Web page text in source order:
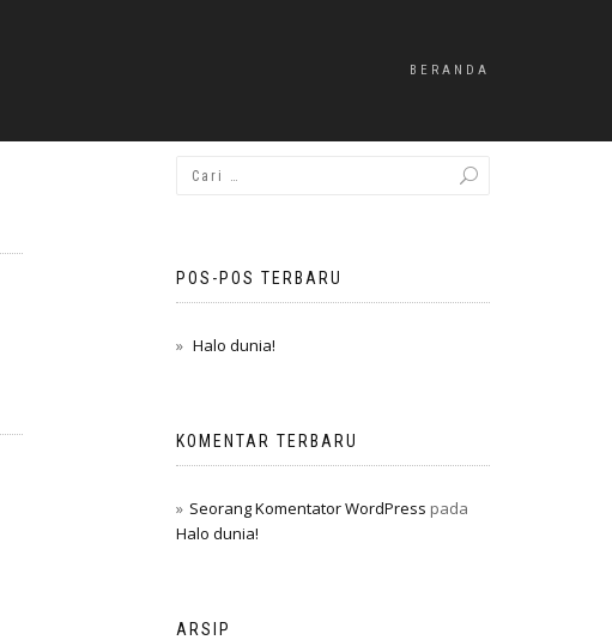
BERANDA
POS-POS TERBARU
Halo dunia!
KOMENTAR TERBARU
Seorang Komentator WordPress pada
Halo dunia!
ARSIP